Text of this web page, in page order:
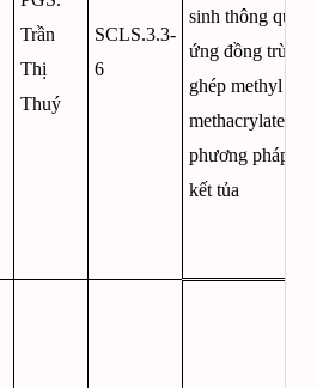
Trần
Thị
Thuý
SCLS.3.3-
6
sinh thông qua
ứng đồng trùng
ghép methyl
methacrylate và
phương pháp
kết tủa